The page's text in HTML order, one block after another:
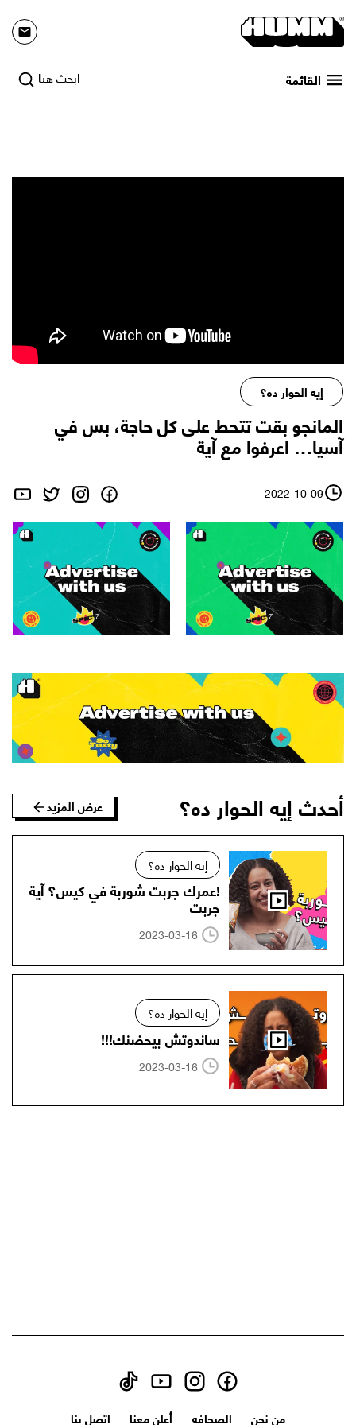
القائمة ابحث هنا
إيه الحوار ده؟
المانجو بقت تتحط على كل حاجة، بس في
آسيا… اعرفوا مع آية
2022-10-09
أحدث إيه الحوار ده؟ عرض المزيد
إيه الحوار ده؟
!عمرك جربت شوربة في كيس؟ آية
جربت
2023-03-16
إيه الحوار ده؟
ساندوتش بيحضنك!!!
2023-03-16
من نحن الصحافه أعلن معنا اتصل بنا